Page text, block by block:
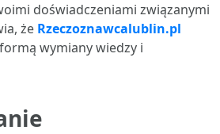
doświadczeniami związanymi
że Rzeczoznawcalublin.pl
wymiany wiedzy i